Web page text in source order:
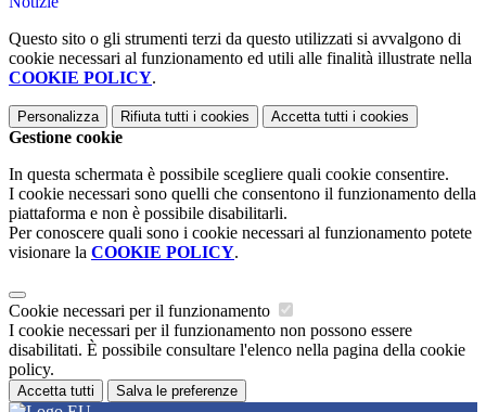
Questo sito o gli strumenti terzi da questo utilizzati si avvalgono di
cookie necessari al funzionamento ed utili alle finalità illustrate nella
COOKIE POLICY.
Personalizza Rifiuta tutti i cookies Accetta tutti i cookies
Gestione cookie
In questa schermata è possibile scegliere quali cookie consentire.
I cookie necessari sono quelli che consentono il funzionamento della
piattaforma e non è possibile disabilitarli.
Per conoscere quali sono i cookie necessari al funzionamento potete
visionare la COOKIE POLICY.
Cookie necessari per il funzionamento
I cookie necessari per il funzionamento non possono essere
disabilitati. È possibile consultare l'elenco nella pagina della cookie
policy.
Accetta tutti Salva le preferenze